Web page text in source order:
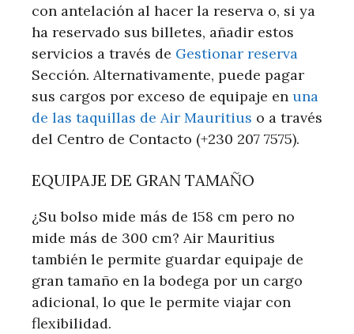
con antelación al hacer la reserva o, si ya
ha reservado sus billetes, añadir estos
servicios a través de Gestionar reserva
Sección. Alternativamente, puede pagar
sus cargos por exceso de equipaje en una
de las taquillas de Air Mauritius o a través
del Centro de Contacto (+230 207 7575).
EQUIPAJE DE GRAN TAMAÑO
¿Su bolso mide más de 158 cm pero no
mide más de 300 cm? Air Mauritius
también le permite guardar equipaje de
gran tamaño en la bodega por un cargo
adicional, lo que le permite viajar con
flexibilidad.